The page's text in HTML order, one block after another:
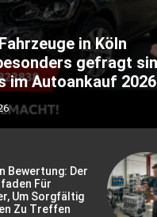
in Köln
gefragt
im Autoankauf 2026
Bewertung: Der
Für
Um Sorgfältig
Zu Treffen